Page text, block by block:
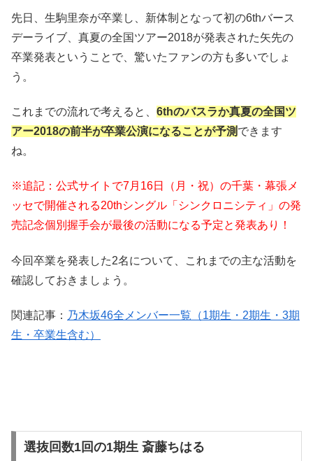
先日、生駒里奈が卒業し、新体制となって初の6thバース
デーライブ、真夏の全国ツアー2018が発表された矢先の
卒業発表ということで、驚いたファンの方も多いでしょ
う。
これまでの流れで考えると、 6thのバスラか真夏の全国ツ
アー2018の前半が卒業公演になることが予測 できます
ね。
※追記：公式サイトで7月16日（月・祝）の千葉・幕張メ
ッセで開催される20thシングル「シンクロニシティ」の発
売記念個別握手会が最後の活動になる予定と発表あり！
今回卒業を発表した2名について、これまでの主な活動を
確認しておきましょう。
関連記事： 乃木坂46全メンバー一覧（1期生・2期生・3期
生・卒業生含む）
選抜回数1回の1期生 斎藤ちはる